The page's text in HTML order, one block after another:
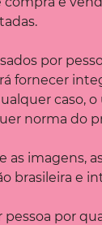
por
fornecer
norma do
imagens,
brasileira e
pessoa por